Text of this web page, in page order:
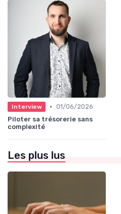
Interview • 01/06/2026
Piloter sa trésorerie sans
complexité
Les plus lus